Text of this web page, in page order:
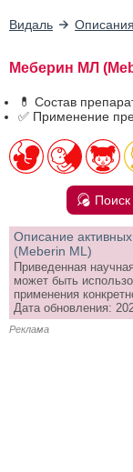
Видаль
Меберин МЛ
💊 Состав
✅ Применение
Поиск
Описание
(Meberin ML)
Приведенная
может быть
применения
Дата обновления:
Реклама